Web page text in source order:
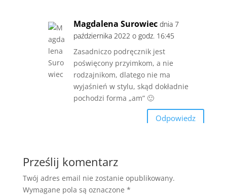
Magdalena Surowiec dnia 7
października 2022 o godz. 16:45
Zasadniczo podręcznik jest
poświęcony przyimkom, a nie
rodzajnikom, dlatego nie ma
wyjaśnień w stylu, skąd dokładnie
pochodzi forma „am” 🙂
Odpowiedz
Prześlij komentarz
Twój adres email nie zostanie opublikowany.
Wymagane pola są oznaczone *